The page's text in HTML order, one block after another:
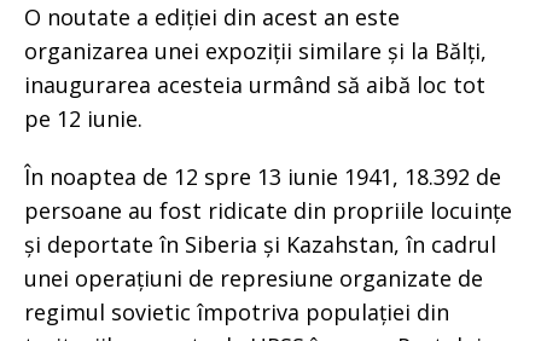
O noutate a ediției din acest an este
organizarea unei expoziții similare și la Bălți,
inaugurarea acesteia urmând să aibă loc tot
pe 12 iunie.
În noaptea de 12 spre 13 iunie 1941, 18.392 de
persoane au fost ridicate din propriile locuințe
și deportate în Siberia și Kazahstan, în cadrul
unei operațiuni de represiune organizate de
regimul sovietic împotriva populației din